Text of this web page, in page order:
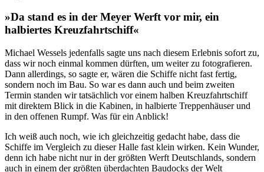
»Da stand es in der Meyer Werft vor mir, ein
halbiertes Kreuzfahrtschiff«
Michael Wessels jedenfalls sagte uns nach diesem Erlebnis sofort zu,
dass wir noch einmal kommen dürften, um weiter zu fotografieren.
Dann allerdings, so sagte er, wären die Schiffe nicht fast fertig,
sondern noch im Bau. So war es dann auch und beim zweiten
Termin standen wir tatsächlich vor einem halben Kreuzfahrtschiff
mit direktem Blick in die Kabinen, in halbierte Treppenhäuser und
in den offenen Rumpf. Was für ein Anblick!
Ich weiß auch noch, wie ich gleichzeitig gedacht habe, dass die
Schiffe im Vergleich zu dieser Halle fast klein wirken. Kein Wunder,
denn ich habe nicht nur in der größten Werft Deutschlands, sondern
auch in einem der größten überdachten Baudocks der Welt